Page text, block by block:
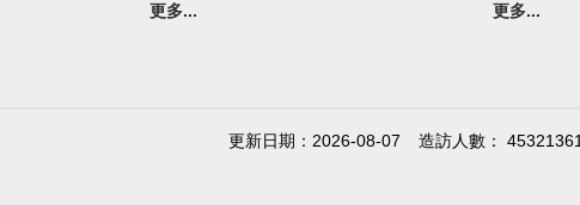
更多...
更多...
造訪人數：
更新日期：2026-08-07